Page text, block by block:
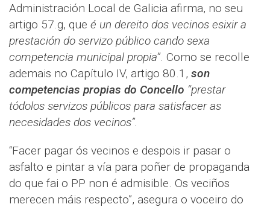
Administración Local de Galicia afirma, no seu
artigo 57.g, que é un dereito dos vecinos esixir a
prestación do servizo público cando sexa
competencia municipal propia”. Como se recolle
ademais no Capítulo IV, artigo 80.1, son
competencias propias do Concello “prestar
tódolos servizos públicos para satisfacer as
necesidades dos vecinos”.
“Facer pagar ós vecinos e despois ir pasar o
asfalto e pintar a vía para poñer de propaganda
do que fai o PP non é admisible. Os veciños
merecen máis respecto”, asegura o voceiro do